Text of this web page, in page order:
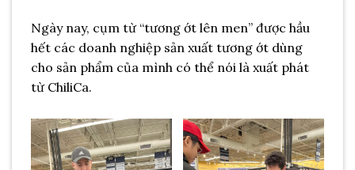
Ngày nay, cụm từ “tương ớt lên men” được hầu
hết các doanh nghiệp sản xuất tương ớt dùng
cho sản phẩm của mình có thể nói là xuất phát
từ ChiliCa.